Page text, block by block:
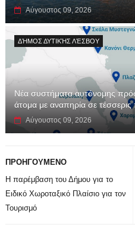
Αύγουστος 09, 2026
ΔΉΜΟΣ ΔΥΤΙΚΉΣ ΛΈΣΒΟΥ
Νέα συστήματα αυτόνομης
άτομα με αναπηρία σε
Αύγουστος 09, 2026
ΠΡΟΗΓΟΥΜΕΝΟ
Η παρέμβαση του Δήμου για το
Ειδικό Χωροταξικό Πλαίσιο για τον
Τουρισμό